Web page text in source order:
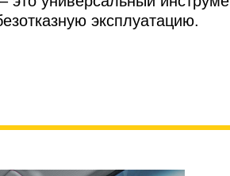
эксплуатацию.